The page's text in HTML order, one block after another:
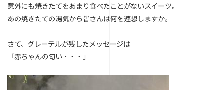
意外にも焼きたてをあまり食べたことがないスイーツ。
あの焼きたての湯気から皆さんは何を連想しますか。
さて、グレーテルが残したメッセージは
「赤ちゃんの匂い・・・」